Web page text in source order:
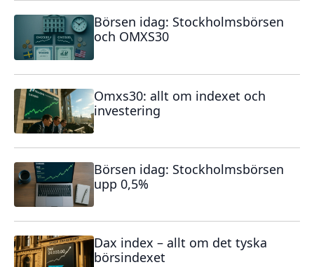
Börsen idag: Stockholmsbörsen
och OMXS30
Omxs30: allt om indexet och
investering
Börsen idag: Stockholmsbörsen
upp 0,5%
Dax index – allt om det tyska
börsindexet